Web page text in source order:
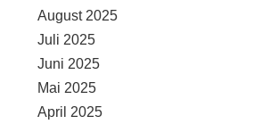
August 2025
Juli 2025
Juni 2025
Mai 2025
April 2025